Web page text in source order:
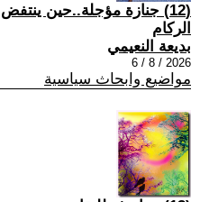
(12) جنازة مؤجلة..حين
الركام
بديعة النعيمي
2026 / 8 / 6
مواضيع وابحاث سياسية